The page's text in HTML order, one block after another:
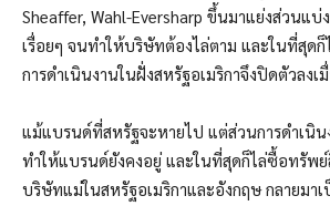
Sheaffer, Wahl-Eversharp ขึ้นมาแย่งส่วนแบ่
เรื่อยๆ จนทำให้บริษัทต้องไล่ตาม และในที่สุด
การดำเนินงานในฝั่งสหรัฐอเมริกาจึงปิดตัวลงเ
แม้แบรนด์ที่สหรัฐจะหายไป แต่ส่วนการดำเนิน
ทำให้แบรนด์ยังคงอยู่ และในที่สุดก็ไล่ซื้อทรัพ
บริษัทแม่ในสหรัฐอเมริกาและอังกฤษ กลายมา